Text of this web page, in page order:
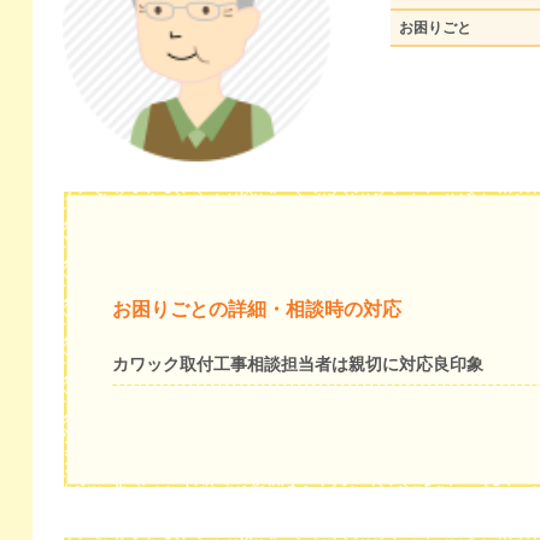
お困りごと
お困りごとの詳細・相談時の対応
カワック取付工事相談担当者は親切に対応良印象